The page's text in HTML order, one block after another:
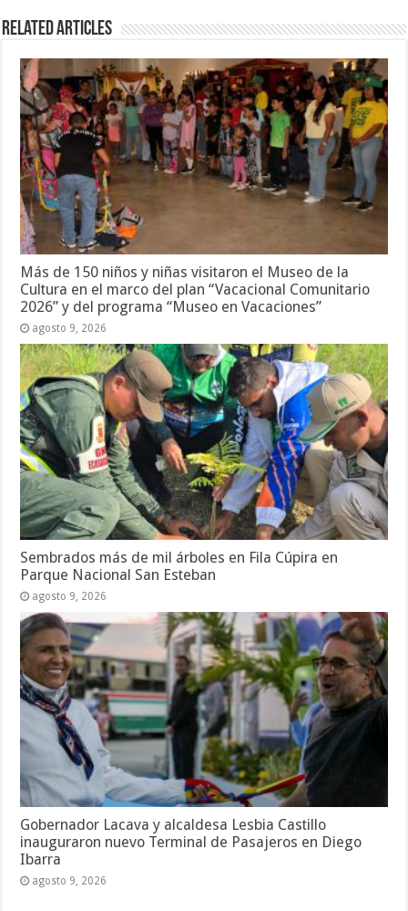
Related Articles
Más de 150 niños y niñas visitaron el Museo de la
Cultura en el marco del plan “Vacacional Comunitario
2026” y del programa “Museo en Vacaciones”
agosto 9, 2026
Sembrados más de mil árboles en Fila Cúpira en
Parque Nacional San Esteban
agosto 9, 2026
Gobernador Lacava y alcaldesa Lesbia Castillo
inauguraron nuevo Terminal de Pasajeros en Diego
Ibarra
agosto 9, 2026